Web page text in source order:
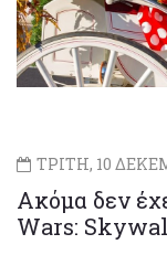
ΤΡΙΤΗ, 10
Ακόμα δεν
Wars: